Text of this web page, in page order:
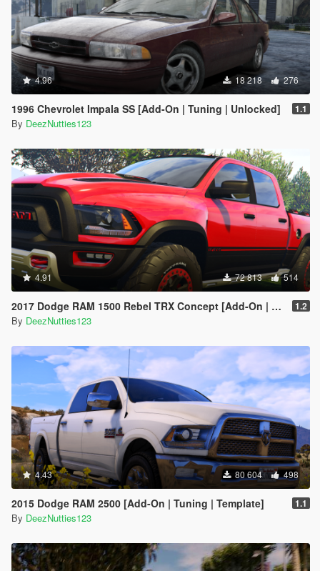
4.96 18 218 276
1996 Chevrolet Impala SS [Add-On | Tuning | Unlocked] 1.1
By DeezNutties123
4.91 72 813 514
2017 Dodge RAM 1500 Rebel TRX Concept [Add-On | Tuning] 1.2
By DeezNutties123
4.43 80 604 498
2015 Dodge RAM 2500 [Add-On | Tuning | Template] 1.1
By DeezNutties123